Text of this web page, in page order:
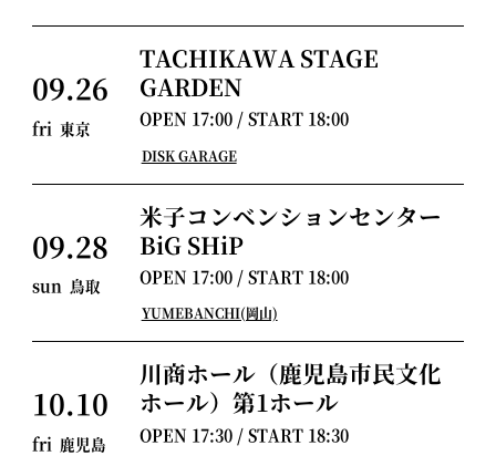
09.26
fri 東京
TACHIKAWA STAGE
GARDEN
OPEN 17:00 / START 18:00
DISK GARAGE
09.28
sun 鳥取
米子コンベンションセンター
BiG SHiP
OPEN 17:00 / START 18:00
YUMEBANCHI(岡山)
10.10
fri 鹿児島
川商ホール（鹿児島市民文化
ホール）第1ホール
OPEN 17:30 / START 18:30